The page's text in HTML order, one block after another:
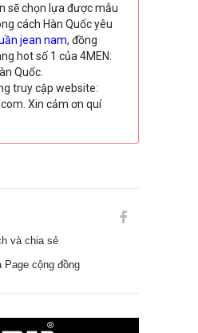
sẽ chọn lựa được mẫu
cách Hàn Quốc yêu
jean nam, đồng
hot số 1 của 4MEN:
Quốc.
truy cập website:
Xin cảm ơn quí
và chia sẻ
Page cộng đồng